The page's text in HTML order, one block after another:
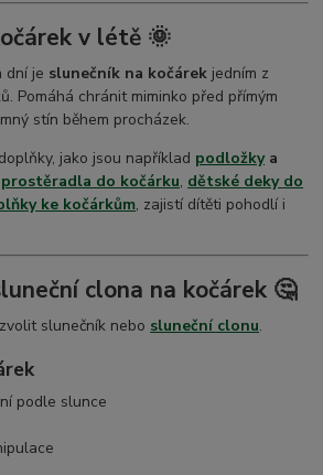
v létě 🌞
dní je slunečník na kočárek jedním z
Pomáhá chránit miminko před přímým
stín během procházek.
jako jsou například podložkya
prostěradla do kočárku, dětské deky do
ke kočárkům, zajistí dítěti pohodlí i
clona na kočárek 🤔
slunečník nebo sluneční clonu.
podle slunce